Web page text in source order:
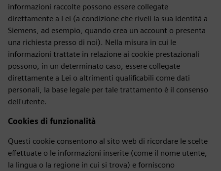
informazioni raccolte possono essere collegate
direttamente a Lei (a condizione che riveli la sua identità a
Siemens, ad esempio, quando crea un account o presenta
una richiesta presso di noi). Nella misura in cui le
informazioni trattate in relazione ai cookie prestazionali
possono, in un determinato caso, essere collegate
direttamente a Lei o altrimenti qualificabili come dati
personali, la base legale per tale trattamento è il consenso
dell'utente.
Cookies di funzionalità
Questi cookie consentono al sito web di ricordare le scelte
effettuate o le informazioni inserite (come il nome utente,
la lingua o la regione in cui si trova) e forniscono